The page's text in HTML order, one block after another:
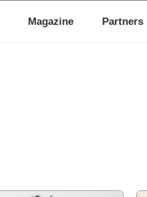
Magazine Partners